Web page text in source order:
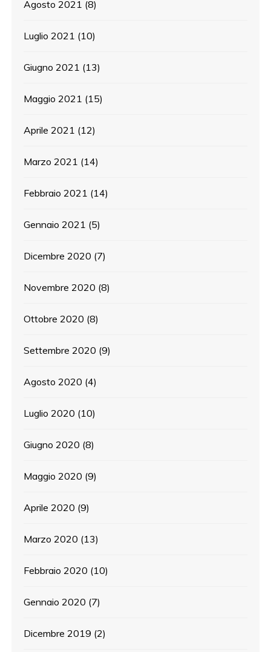
Agosto 2021 (8)
Luglio 2021 (10)
Giugno 2021 (13)
Maggio 2021 (15)
Aprile 2021 (12)
Marzo 2021 (14)
Febbraio 2021 (14)
Gennaio 2021 (5)
Dicembre 2020 (7)
Novembre 2020 (8)
Ottobre 2020 (8)
Settembre 2020 (9)
Agosto 2020 (4)
Luglio 2020 (10)
Giugno 2020 (8)
Maggio 2020 (9)
Aprile 2020 (9)
Marzo 2020 (13)
Febbraio 2020 (10)
Gennaio 2020 (7)
Dicembre 2019 (2)